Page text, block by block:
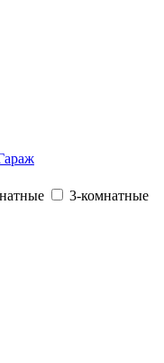
3-комнатные